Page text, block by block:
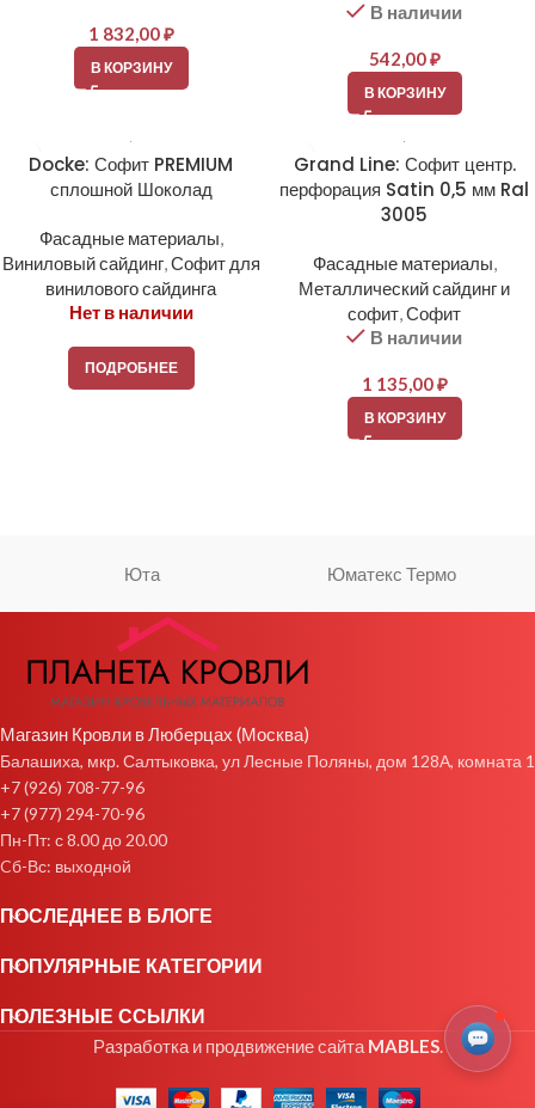
1 832,00₽
В КОРЗИНУ
В наличии
542,00₽
В КОРЗИНУ
Docke: Софит PREMIUM
сплошной Шоколад
Фасадные материалы,
Виниловый сайдинг,Софит для
винилового сайдинга
Нет в наличии
ПОДРОБНЕЕ
Grand Line: Софит центр.
перфорация Satin 0,5 мм Ral
3005
Фасадные материалы,
Металлический сайдинг и
софит,Софит
В наличии
1 135,00₽
В КОРЗИНУ
Юта Юматекс Термо
Магазин Кровли в Люберцах (Москва)
Балашиха, мкр. Салтыковка, ул Лесные Поляны, дом 128А, комната 1
+7 (926) 708-77-96
+7 (977) 294-70-96
Пн-Пт: с 8.00 до 20.00
Cб-Вс: выходной
ПОСЛЕДНЕЕ В БЛОГЕ
ПОПУЛЯРНЫЕ КАТЕГОРИИ
ПОЛЕЗНЫЕ ССЫЛКИ
Разработка и продвижение сайтаMABLES.